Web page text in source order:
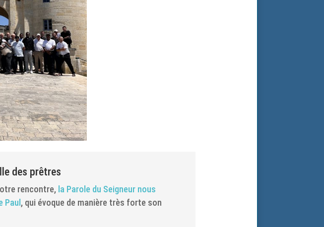
des prêtres
rencontre, la Parole du Seigneur nous
Paul , qui évoque de manière très forte son